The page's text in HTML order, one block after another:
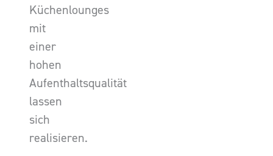
Küchenlounges
mit
einer
hohen
Aufenthaltsqualität
lassen
sich
realisieren.